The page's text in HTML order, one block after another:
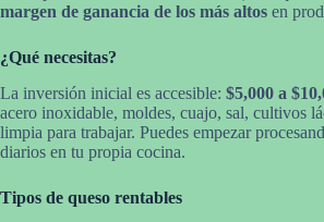
margen de ganancia de los más altos en
¿Qué necesitas?
La inversión inicial es accesible: $5,000 a
acero inoxidable, moldes, cuajo, sal, cultivos
limpia para trabajar. Puedes empezar
diarios en tu propia cocina.
Tipos de queso rentables